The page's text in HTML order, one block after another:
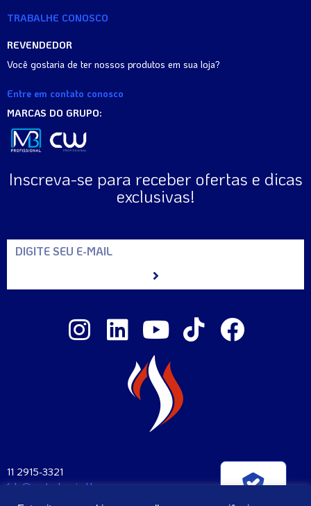
TRABALHE CONOSCO
REVENDEDOR
Você gostaria de ter nossos produtos em sua loja?
Entre em contato conosco
MARCAS DO GRUPO:
Inscreva-se para receber ofertas e dicas
exclusivas!
11 2915-3321
fale@santaclara.ind.br